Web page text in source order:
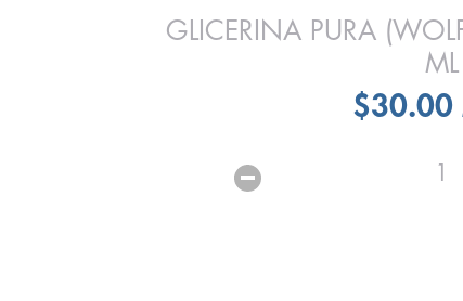
GLICERINA PURA
ML
$30.00
1